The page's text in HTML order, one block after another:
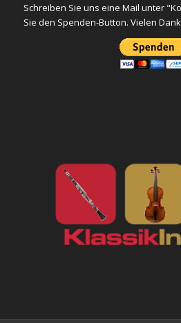
Schreiben Sie uns eine Mail unter
Sie den Spenden-Button. Vielen